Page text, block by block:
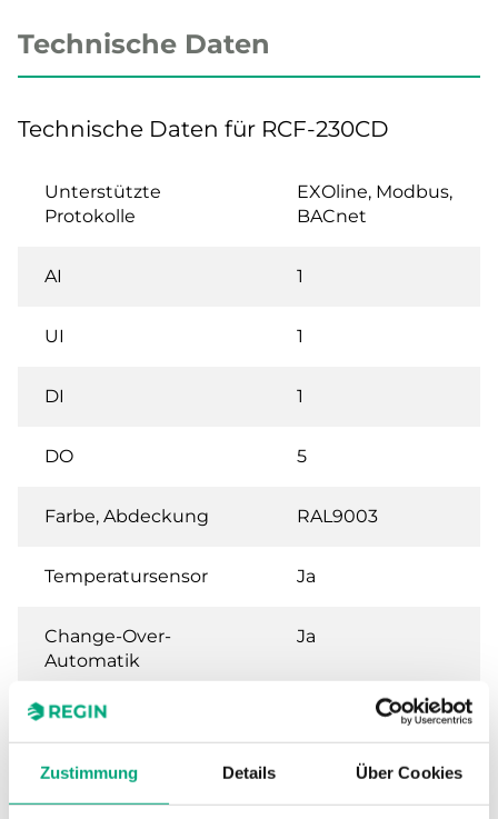
Zustimmung Details Über Cookies
Technische Daten
Technische Daten für RCF-230CD
Unterstützte
Protokolle
EXOline, Modbus,
BACnet
AI 1
UI 1
DI 1
DO 5
Farbe, Abdeckung RAL9003
Temperatursensor Ja
Change-Over-
Automatik
Ja
Ausgänge für Auf/Zu-
Ventile
Ausgänge
Nein